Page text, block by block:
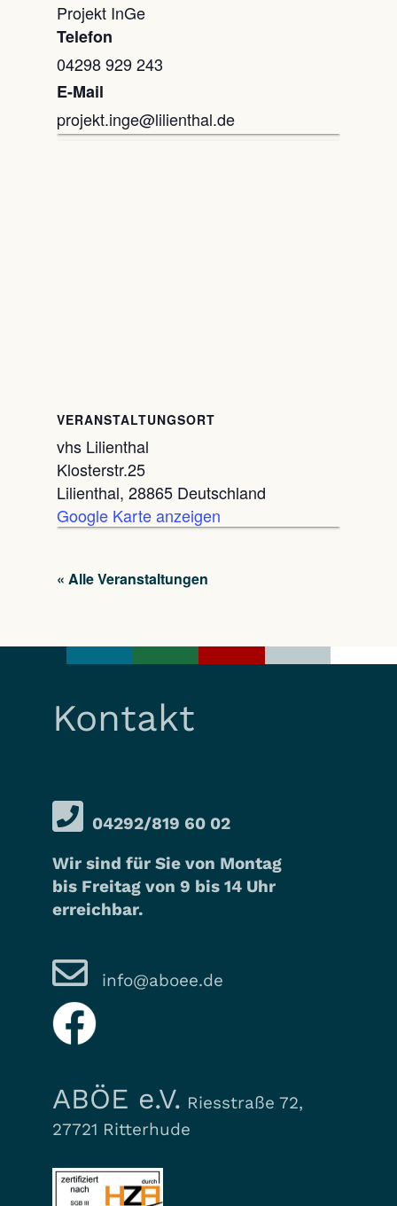
Projekt InGe
Telefon
04298 929 243
E-Mail
projekt.inge@lilienthal.de
VERANSTALTUNGSORT
vhs Lilienthal
Klosterstr.25
Lilienthal, 28865 Deutschland
Google Karte anzeigen
« Alle Veranstaltungen
Kontakt
04292/819 60 02
Wir sind für Sie von Montag
bis Freitag von 9 bis 14 Uhr
erreichbar.
info@aboee.de
ABÖE e.V. Riesstraße 72,
27721 Ritterhude